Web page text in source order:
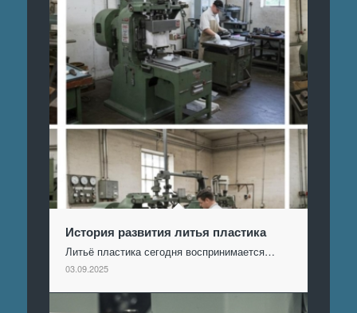
История развития литья пластика
Литьё пластика сегодня воспринимается…
03.09.2025